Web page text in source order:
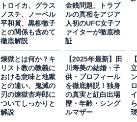
トロイカ、グラス
ノスチ、ノーベル
平和賞、黒柳徹子
との関係も含めて
徹底解説
金銭問題、トラブ
ルの真相をアジア
人初のUFC女子フ
ァイターが徹底検
証
煉獄とは何か？キ
リスト教の教義に
おける意味と地獄
との違い、鬼滅の
刃の煉獄杏寿郎に
ついてしっかりと
解説
【2025年最新】田
川寿美の結婚・子
供・プロフィール
を徹底解説！独身
の真実と紅白出場
歴・年齢・シング
ルマザー